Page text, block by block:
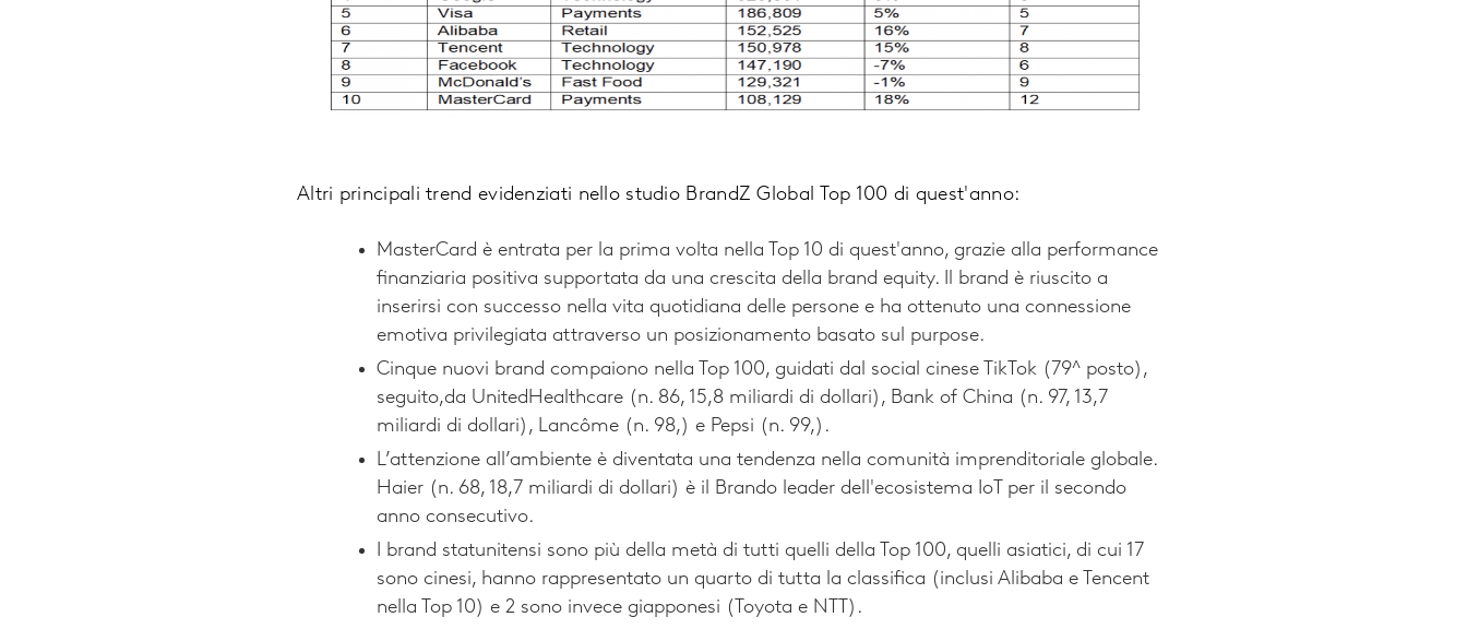
Altri principali trend evidenziati nello studio BrandZ Global Top 100 di quest'anno:
MasterCard è entrata per la prima volta nella Top 10 di quest'anno, grazie alla performance
finanziaria positiva supportata da una crescita della brand equity. Il brand è riuscito a
inserirsi con successo nella vita quotidiana delle persone e ha ottenuto una connessione
emotiva privilegiata attraverso un posizionamento basato sul purpose.
Cinque nuovi brand compaiono nella Top 100, guidati dal social cinese TikTok (79^ posto),
seguito,da UnitedHealthcare (n. 86, 15,8 miliardi di dollari), Bank of China (n. 97, 13,7
miliardi di dollari), Lancôme (n. 98,) e Pepsi (n. 99,).
L’attenzione all’ambiente è diventata una tendenza nella comunità imprenditoriale globale.
Haier (n. 68, 18,7 miliardi di dollari) è il Brando leader dell'ecosistema IoT per il secondo
anno consecutivo.
I brand statunitensi sono più della metà di tutti quelli della Top 100, quelli asiatici, di cui 17
sono cinesi, hanno rappresentato un quarto di tutta la classifica (inclusi Alibaba e Tencent
nella Top 10) e 2 sono invece giapponesi (Toyota e NTT).